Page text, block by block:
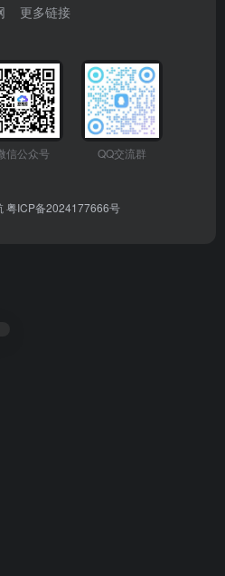
更多链接
信公众号 QQ交流群
粤ICP备2024177666号